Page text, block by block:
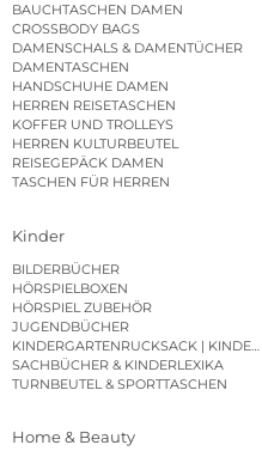
BAUCHTASCHEN DAMEN
CROSSBODY BAGS
DAMENSCHALS & DAMENTÜCHER
DAMENTASCHEN
HANDSCHUHE DAMEN
HERREN REISETASCHEN
KOFFER UND TROLLEYS
HERREN KULTURBEUTEL
REISEGEPÄCK DAMEN
TASCHEN FÜR HERREN
Kinder
BILDERBÜCHER
HÖRSPIELBOXEN
HÖRSPIEL ZUBEHÖR
JUGENDBÜCHER
KINDERGARTENRUCKSACK |
SACHBÜCHER & KINDERLEXIKA
TURNBEUTEL & SPORTTASCHEN
Home & Beauty